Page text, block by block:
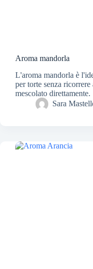
Aroma mandorla
L'aroma mandorla è
per torte senza
mescolato direttamente.
Sara